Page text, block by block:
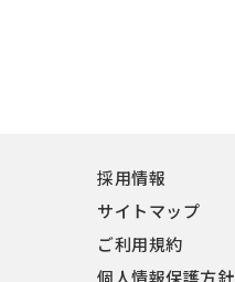
採用情報
サイトマップ
ご利用規約
個人情報保護方針